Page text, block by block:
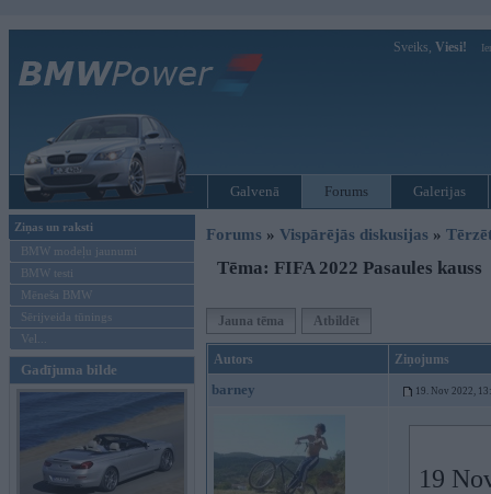
Sveiks, Viesi!
Galvenā Forums Galerijas
Ziņas un raksti
BMW modeļu jaunumi
BMW testi
Mēneša BMW
Sērijveida tūnings
Vel...
Gadījuma bilde
Forums » Vispārējās diskusijas »
Tēma: FIFA 2022 Pasaules kauss
Jauna tēma Atbildēt
Autors Ziņojums
barney 19. Nov 2022,
19